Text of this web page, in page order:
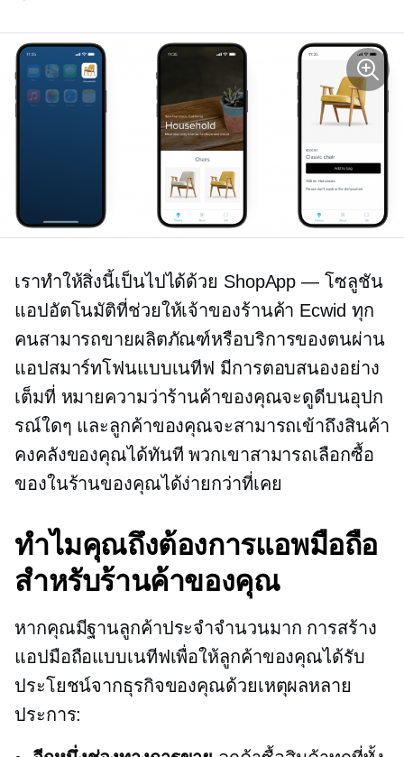
เราทำให้สิ่งนี้เป็นไปได้ด้วย ShopApp — โซลูชัน
แอปอัตโนมัติที่ช่วยให้เจ้าของร้านค้า Ecwid ทุก
คนสามารถขายผลิตภัณฑ์หรือบริการของตนผ่าน
แอปสมาร์ทโฟนแบบเนทีฟ มีการตอบสนองอย่าง
เต็มที่ หมายความว่าร้านค้าของคุณจะดูดีบนอุปก
รณ์ใดๆ และลูกค้าของคุณจะสามารถเข้าถึงสินค้า
คงคลังของคุณได้ทันที พวกเขาสามารถเลือกซื้อ
ของในร้านของคุณได้ง่ายกว่าที่เคย
ทำไมคุณถึงต้องการแอพมือถือ
สำหรับร้านค้าของคุณ
หากคุณมีฐานลูกค้าประจำจำนวนมาก การสร้าง
แอปมือถือแบบเนทีฟเพื่อให้ลูกค้าของคุณได้รับ
ประโยชน์จากธุรกิจของคุณด้วยเหตุผลหลาย
ประการ: